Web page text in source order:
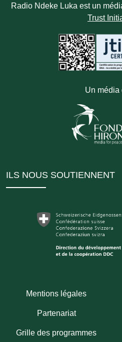
Radio Ndeke Luka est un
Trust
Un média
ILS NOUS SOUTIENNENT
Mentions légales
Partenariat
Grille des programmes